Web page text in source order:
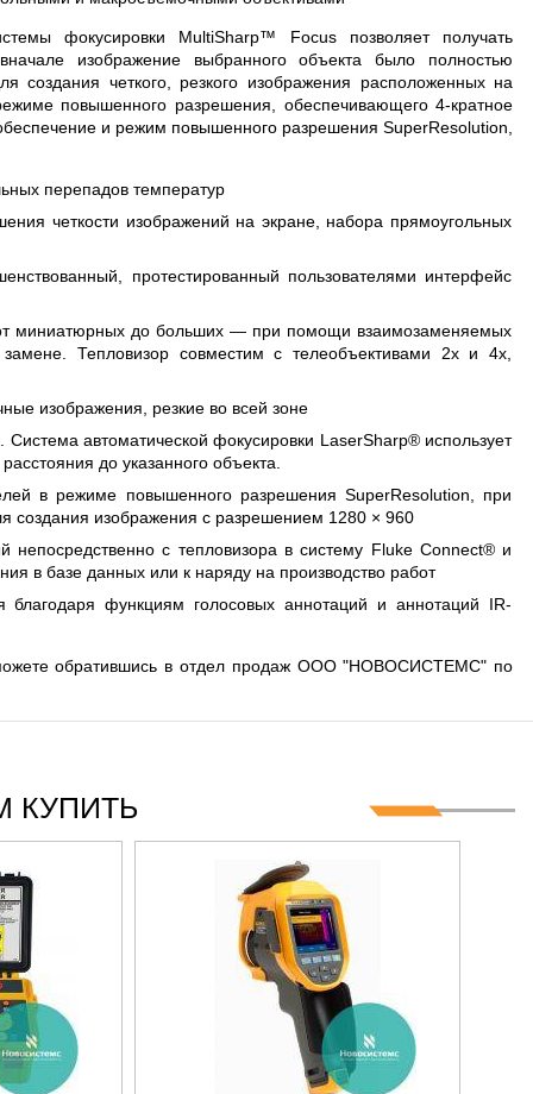
фокусировки MultiSharp™ Focus позволяет получать
изображение выбранного объекта было полностью
создания четкого, резкого изображения расположенных на
повышенного разрешения, обеспечивающего 4-кратное
и режим повышенного разрешения SuperResolution,
перепадов температур
четкости изображений на экране, набора прямоугольных
протестированный пользователями интерфейс
миниатюрных до больших — при помощи взаимозаменяемых
Тепловизор совместим с телеобъективами 2x и 4x,
изображения, резкие во всей зоне
автоматической фокусировки LaserSharp® использует
до указанного объекта.
в режиме повышенного разрешения SuperResolution, при
создания изображения с разрешением 1280 × 960
с тепловизора в систему Fluke Connect® и
в базе данных или к наряду на производство работ
благодаря функциям голосовых аннотаций и аннотаций IR-
обратившись в отдел продаж ООО "НОВОСИСТЕМС" по
КУПИТЬ